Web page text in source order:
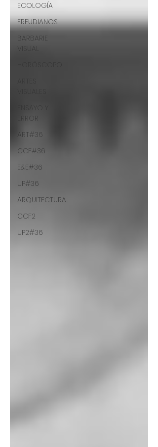
ECOLOGÍA
FREUDIANOS
BARBARIE
VISUAL
ENSAYO Y
ERROR
ART#36
CCF#36
E&E#36
UP#36
ARQUITECTURA
CCF2
UP2#36